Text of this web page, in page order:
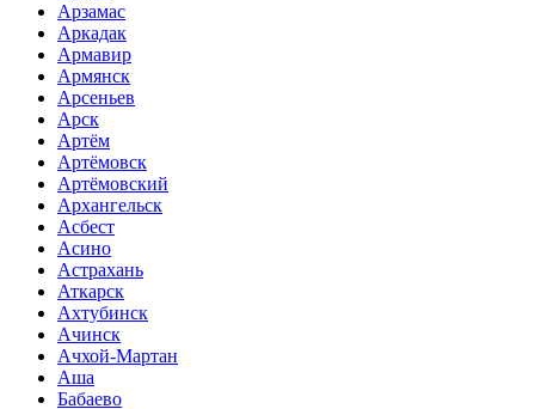
Арзамас
Аркадак
Армавир
Армянск
Арсеньев
Арск
Артём
Артёмовск
Артёмовский
Архангельск
Асбест
Асино
Астрахань
Аткарск
Ахтубинск
Ачинск
Ачхой-Мартан
Аша
Бабаево